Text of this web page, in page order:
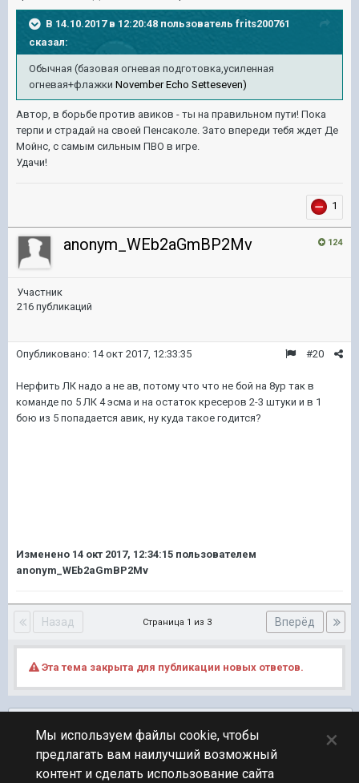
В 14.10.2017 в 12:20:48 пользователь frits200761
сказал:
Обычная (базовая огневая подготовка,усиленная
огневая+флажки November Echo Setteseven)
Автор, в борьбе против авиков - ты на правильном пути! Пока
терпи и страдай на своей Пенсаколе. Зато впереди тебя ждет Де
Мойнс, с самым сильным ПВО в игре.
Удачи!
1
124
anonym_WEb2aGmBP2Mv
Участник
216 публикаций
#20
Опубликовано: 14 окт 2017, 12:33:35
Нерфить ЛК надо а не ав, потому что что не бой на 8ур так в
команде по 5 ЛК 4 эсма и на остаток кресеров 2-3 штуки и в 1
бою из 5 попадается авик, ну куда такое годится?
Изменено 14 окт 2017, 12:34:15 пользователем
anonym_WEb2aGmBP2Mv
Назад Вперёд
Страница 1 из 3
Эта тема закрыта для публикации новых ответов.
ПЕРЕЙТИ К СПИСКУ ТЕМ
Фидбек
Мы используем файлы cookie, чтобы
предлагать вам наилучший возможный
контент и сделать использование сайта
×